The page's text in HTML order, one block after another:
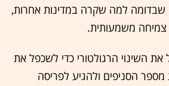
שבדומה למה שקרה במדינות אחרות,
צמיחה משמעותית.
השינוי הרגולטורי כדי לשכפל את
הסניפים ולהגיע לפריסה